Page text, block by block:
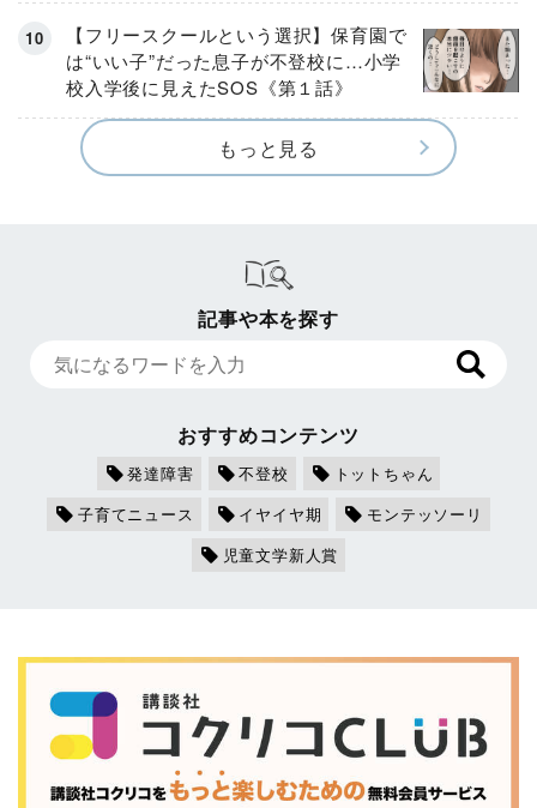
【フリースクールという選択】保育園で
は“いい子”だった息子が不登校に…小学
校入学後に見えたSOS《第１話》
もっと見る
記事や本を探す
おすすめコンテンツ
発達障害 不登校
トットちゃん
子育てニュース
イヤイヤ期
モンテッソーリ
児童文学新人賞